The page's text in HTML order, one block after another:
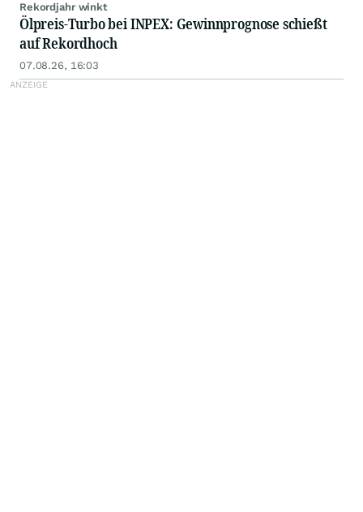
Rekordjahr winkt
Ölpreis-Turbo bei INPEX: Gewinnprognose schießt
auf Rekordhoch
07.08.26, 16:03